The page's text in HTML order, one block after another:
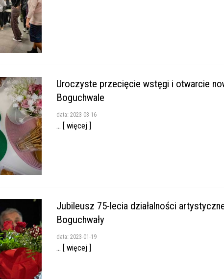
Uroczyste przecięcie wstęgi i otwarcie
Boguchwale
data: 2023-03-16
... [ więcej ]
Jubileusz 75-lecia działalności
Boguchwały
data: 2023-01-19
... [ więcej ]